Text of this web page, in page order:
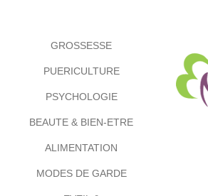
GROSSESSE
PUERICULTURE
PSYCHOLOGIE
BEAUTE & BIEN-ETRE
ALIMENTATION
MODES DE GARDE